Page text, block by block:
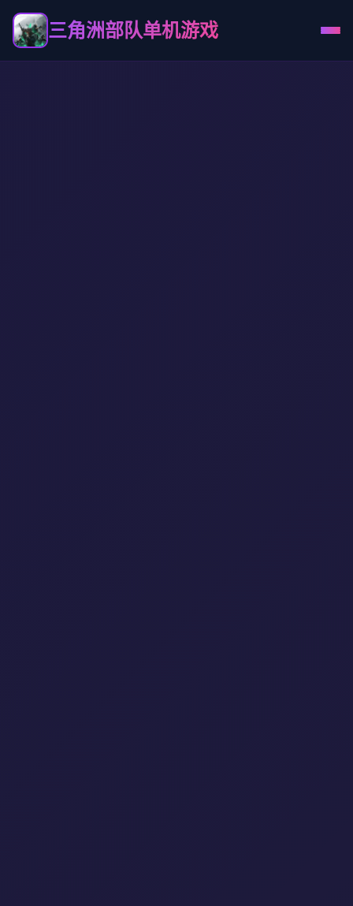
三角洲部队单机游戏